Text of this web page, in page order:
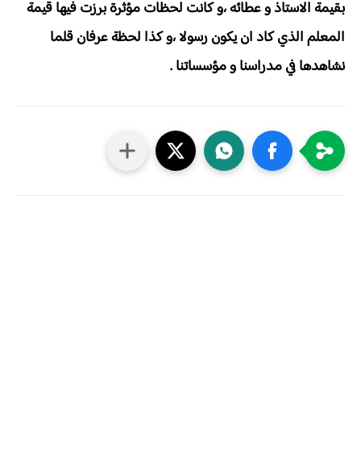
بقيمة الاستاذ و عطائه ،و كانت لحظات مؤثرة برزت فيها قيمة
المعلم الذي كاد ان يكون رسولا ،و كذا لحظة عرفان قلما
نشاهدها في مدراسنا و مؤسساتنا .